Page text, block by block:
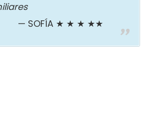
SOFÍA ★ ★ ★ ★★